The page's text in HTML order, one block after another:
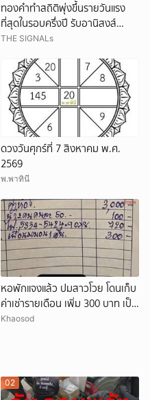
ทองคำทำสถิติพุ่งขึ้นรายวันแรง
ที่สุดในรอบครึ่งปี รับอานิสงส์
ดอลลาร์อ่อนค่า
THE SIGNALs
ดวงวันศุกร์ที่ 7 สิงหาคม พ.ศ.
2569
พ.พาทินี
หอพักแจงแล้ว ปมสาวโวย โดนเก็บ
ค่าเช่ารายเดือน เพิ่ม 300 บาท เป็น
ค่าพาเพื่อนมานอน 1 คืน
Khaosod
02